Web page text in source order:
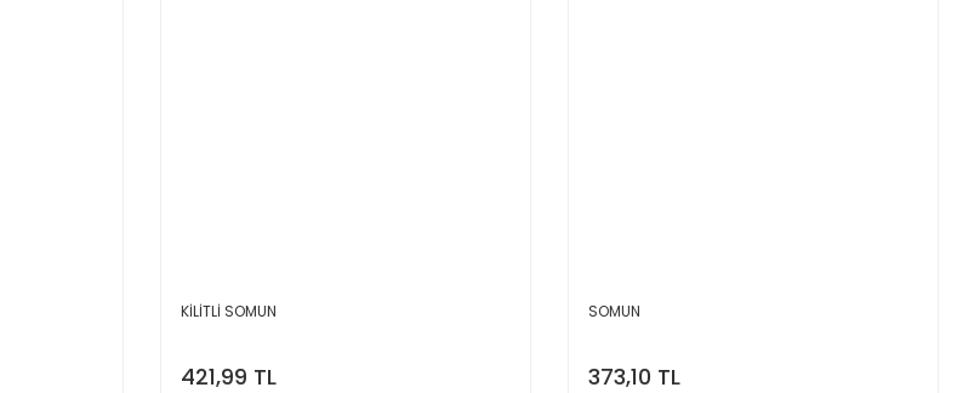
KİLİTLİ SOMUN
421,99 TL
SOMUN
373,10 TL